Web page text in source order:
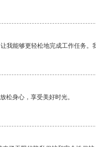
我能够更轻松地完成工作任务
松身心，享受美好时光。